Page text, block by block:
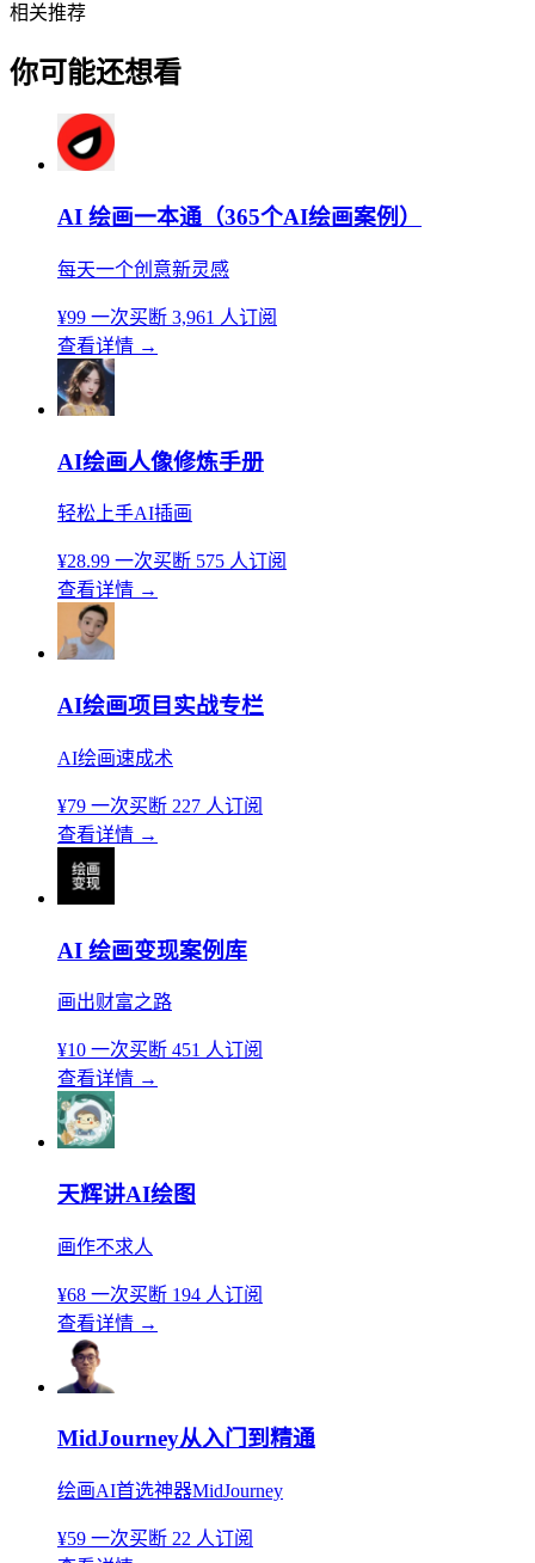
相关推荐
你可能还想看
AI 绘画一本通（365个AI绘画案例）
每天一个创意新灵感
¥99 一次买断 3,961 人订阅
查看详情 →
AI绘画人像修炼手册
轻松上手AI插画
¥28.99 一次买断 575 人订阅
查看详情 →
AI绘画项目实战专栏
AI绘画速成术
¥79 一次买断 227 人订阅
查看详情 →
AI 绘画变现案例库
画出财富之路
¥10 一次买断 451 人订阅
查看详情 →
天辉讲AI绘图
画作不求人
¥68 一次买断 194 人订阅
查看详情 →
MidJourney从入门到精通
绘画AI首选神器MidJourney
¥59 一次买断 22 人订阅